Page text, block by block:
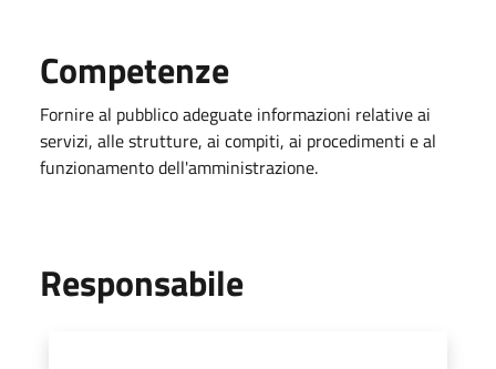
Competenze
Fornire al pubblico adeguate informazioni relative ai
servizi, alle strutture, ai compiti, ai procedimenti e al
funzionamento dell'amministrazione.
Responsabile